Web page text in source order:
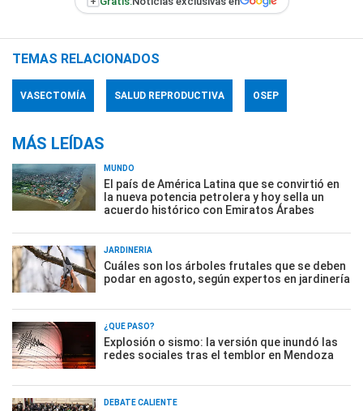
TEMAS RELACIONADOS
VASECTOMÍA SALUD REPRODUCTIVA OSEP
MÁS LEÍDAS
MUNDO
El país de América Latina que se convirtió en
la nueva potencia petrolera y hoy sella un
acuerdo histórico con Emiratos Árabes
JARDINERÍA
Cuáles son los árboles frutales que se deben
podar en agosto, según expertos en jardinería
¿QUÉ PASÓ?
Explosión o sismo: la versión que inundó las
redes sociales tras el temblor en Mendoza
DEBATE CALIENTE